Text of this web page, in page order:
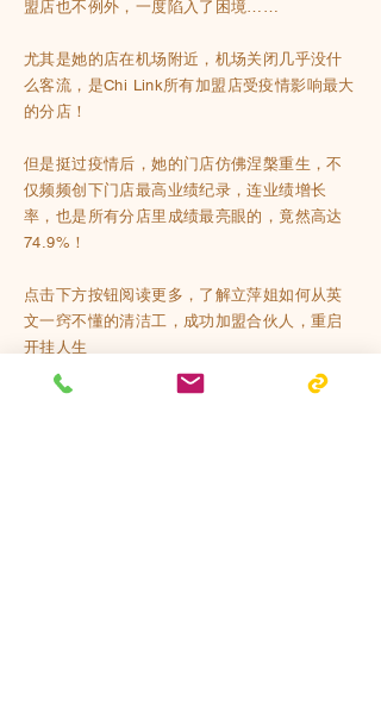
盟店也不例外，一度陷入了困境……
尤其是她的店在机场附近，机场关闭几乎没什
么客流，是Chi Link所有加盟店受疫情影响最大
的分店！
但是挺过疫情后，她的门店仿佛涅槃重生，不
仅频频创下门店最高业绩纪录，连业绩增长
率，也是所有分店里成绩最亮眼的，竟然高达
74.9%！
点击下方按钮阅读更多，了解立萍姐如何从英
文一窍不懂的清洁工，成功加盟合伙人，重启
开挂人生
阅读更多